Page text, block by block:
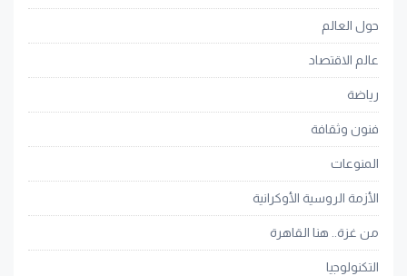
حول العالم
عالم الاقتصاد
رياضة
فنون وثقافة
المنوعات
الأزمة الروسية الأوكرانية
من غزة.. هنا القاهرة
التكنولوجيا